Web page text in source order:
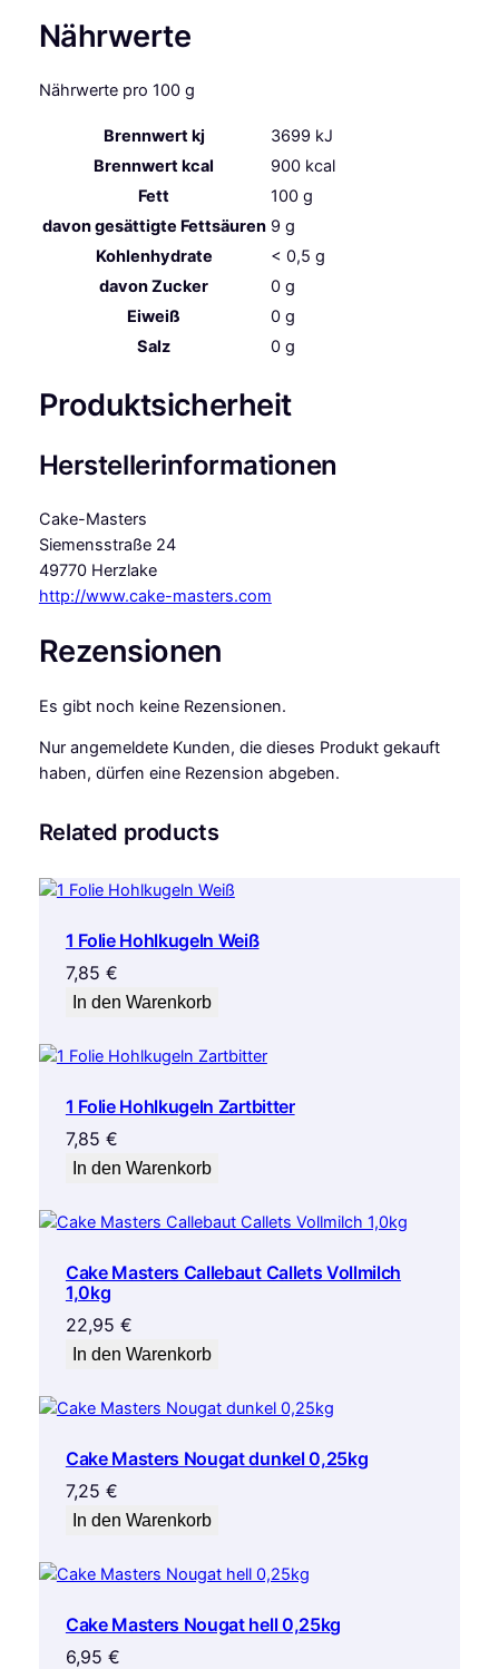
t
M
e
Nährwerte
Nährwerte pro 100 g
Brennwert kj 3699 kJ
Brennwert kcal
900 kcal
Fett
100 g
davongesättigte Fettsäuren 9 g
Kohlenhydrate
< 0,5 g
davonZucker 0 g
Eiweiß
0 g
Salz
0 g
Produktsicherheit
Herstellerinformationen
Cake-Masters
Siemensstraße 24
49770 Herzlake
http://www.cake-masters.com
Rezensionen
Es gibt noch keine Rezensionen.
Nur angemeldete Kunden, die dieses Produkt gekauft
haben, dürfen eine Rezension abgeben.
Related products
1 Folie Hohlkugeln Weiß
7,85 €
In den Warenkorb
1 Folie Hohlkugeln Zartbitter
7,85 €
In den Warenkorb
Cake Masters Callebaut Callets Vollmilch
1,0kg
22,95 €
In den Warenkorb
Cake Masters Nougat dunkel 0,25kg
7,25 €
In den Warenkorb
Cake Masters Nougat hell 0,25kg
6,95 €